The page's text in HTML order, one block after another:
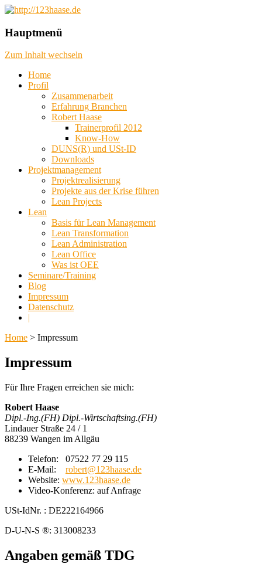
http://123haase.de
planen, das unmögliche denken
Hauptmenü
Zum Inhalt wechseln
Home
Profil
Zusammenarbeit
Erfahrung Branchen
Robert Haase
Trainerprofil 2012
Know-How
DUNS(R) und USt-ID
Downloads
Projektmanagement
Projektrealisierung
Projekte aus der Krise führen
Lean Projects
Lean
Basis für Lean Management
Lean Transformation
Lean Administration
Lean Office
Was ist OEE
Seminare/Training
Blog
Impressum
Datenschutz
|
Home > Impressum
Impressum
Für Ihre Fragen erreichen sie mich:
Robert Haase
Dipl.-Ing.(FH) Dipl.-Wirtschaftsing.(FH)
Lindauer Straße 24 / 1
88239 Wangen im Allgäu
Telefon: 07522 77 29 115
E-Mail: robert@123haase.de
Website: www.123haase.de
Video-Konferenz: auf Anfrage
USt-IdNr. : DE222164966
D-U-N-S ®: 313008233
Angaben gemäß TDG